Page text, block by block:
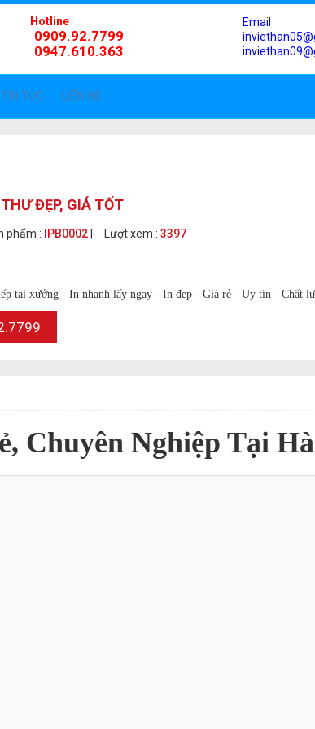
Hotline
0909.92.7799
0947.610.363
Email
TIN TỨC LIÊN HỆ
ĐẸP, GIÁ TỐT
phẩm : IPB0002 Lượt xem : 3397
tại xưởng - In nhanh lấy ngay - In đẹp - Giá rẻ - Uy tín - Chất
Chuyên Nghiệp Tại